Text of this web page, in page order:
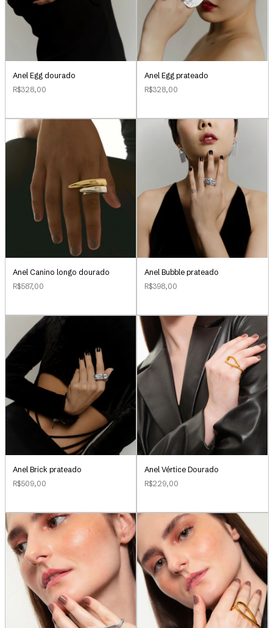
Anel Egg dourado
R$328,00
Anel Egg prateado
R$328,00
Anel Canino longo dourado
R$587,00
Anel Bubble prateado
R$398,00
Anel Brick prateado
R$509,00
Anel Vértice Dourado
R$229,00